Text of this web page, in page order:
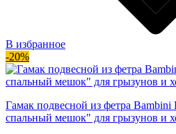
В избранное
-20%
Гамак подвесной из фетра Bambini
спальный мешок" для грызунов и